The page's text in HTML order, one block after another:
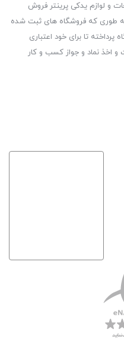
و لوازم یدکی پرینتر فروش
طوری که فروشگاه های ثبت شده
تا برای خود اعتباری
اخذ نماد و جواز کسب و کار